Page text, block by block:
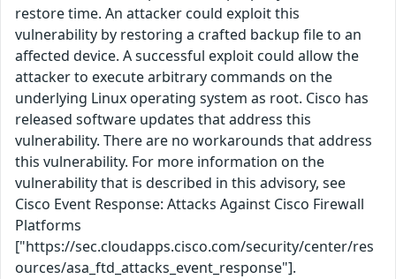
restore time. An attacker could exploit this
vulnerability by restoring a crafted backup file to an
affected device. A successful exploit could allow the
attacker to execute arbitrary commands on the
underlying Linux operating system as root. Cisco has
released software updates that address this
vulnerability. There are no workarounds that address
this vulnerability. For more information on the
vulnerability that is described in this advisory, see
Cisco Event Response: Attacks Against Cisco Firewall
Platforms
["https://sec.cloudapps.cisco.com/security/center/res
ources/asa_ftd_attacks_event_response"].